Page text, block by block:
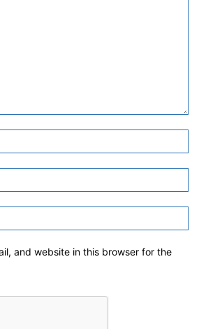
and website in this browser for the